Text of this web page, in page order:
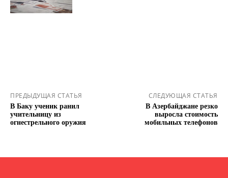
ПРЕДЫДУЩАЯ СТАТЬЯ
В Баку ученик ранил
учительницу из
огнестрельного оружия
СЛЕДУЮЩАЯ СТАТЬЯ
В Азербайджане резко
выросла стоимость
мобильных телефонов